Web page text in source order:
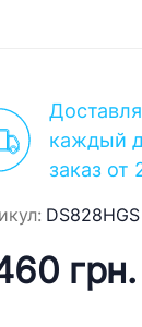
каждый
заказ от
DS828HGS
грн.